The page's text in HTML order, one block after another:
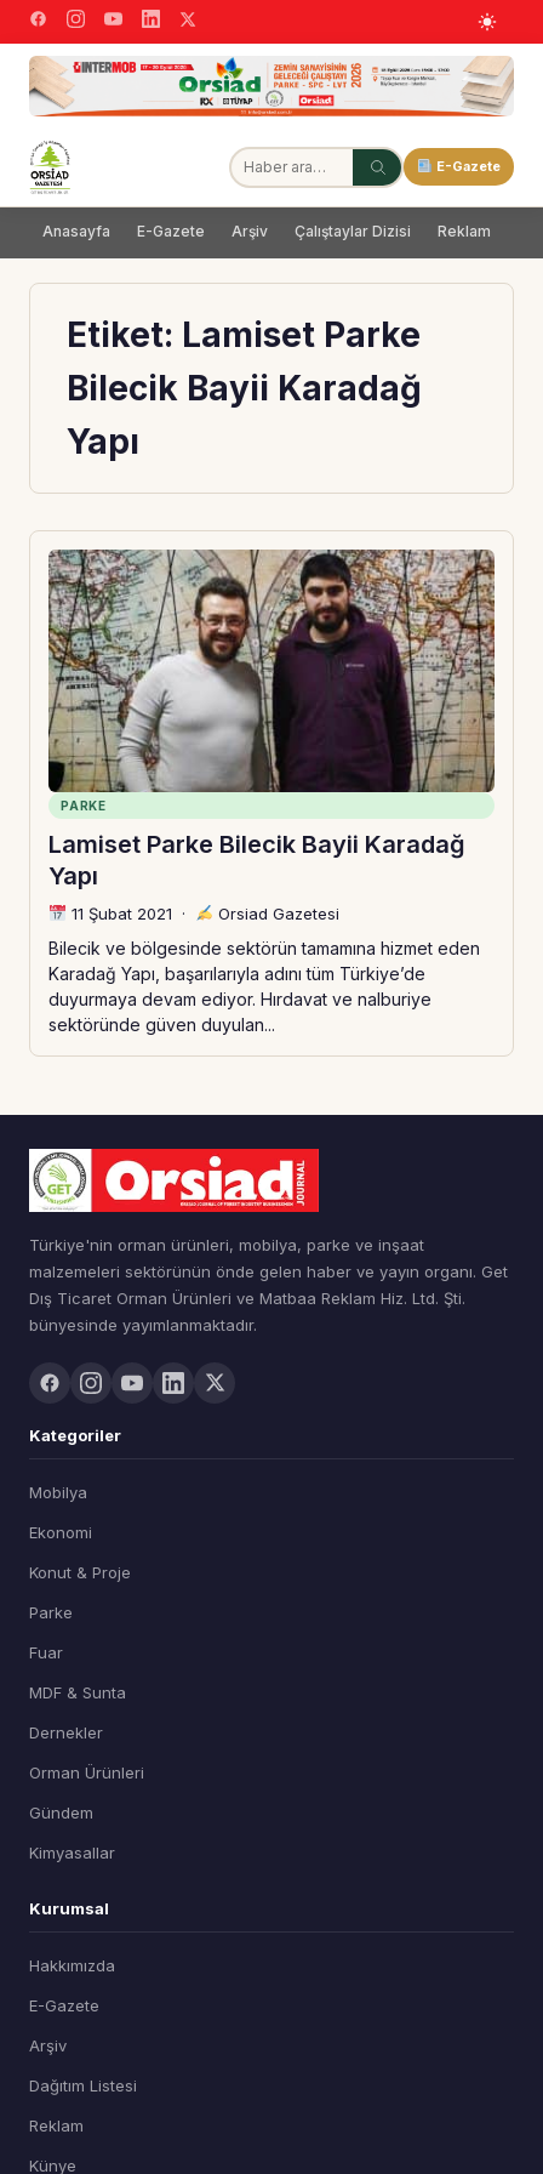
E-Gazete
Anasayfa E-Gazete Arşiv Çalıştaylar Dizisi Reklam
Etiket: Lamiset Parke
Bilecik Bayii Karadağ
Yapı
PARKE
Lamiset Parke Bilecik Bayii Karadağ
Yapı
11 Şubat 2021 · Orsiad Gazetesi
Bilecik ve bölgesinde sektörün tamamına hizmet eden
Karadağ Yapı, başarılarıyla adını tüm Türkiye’de
duyurmaya devam ediyor. Hırdavat ve nalburiye
sektöründe güven duyulan...
Türkiye'nin orman ürünleri, mobilya, parke ve inşaat
malzemeleri sektörünün önde gelen haber ve yayın organı. Get
Dış Ticaret Orman Ürünleri ve Matbaa Reklam Hiz. Ltd. Şti.
bünyesinde yayımlanmaktadır.
Kategoriler
Mobilya
Ekonomi
Konut & Proje
Parke
Fuar
MDF & Sunta
Dernekler
Orman Ürünleri
Gündem
Kimyasallar
Kurumsal
Hakkımızda
E-Gazete
Arşiv
Dağıtım Listesi
Reklam
Künye